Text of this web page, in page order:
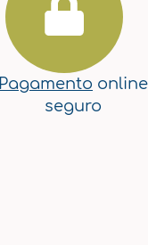
Pagamento online
seguro